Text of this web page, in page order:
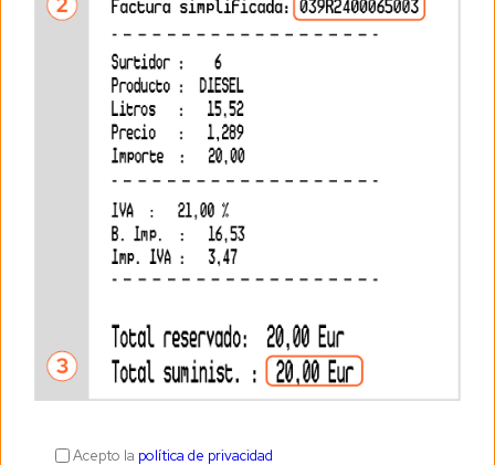
Acepto la política de privacidad